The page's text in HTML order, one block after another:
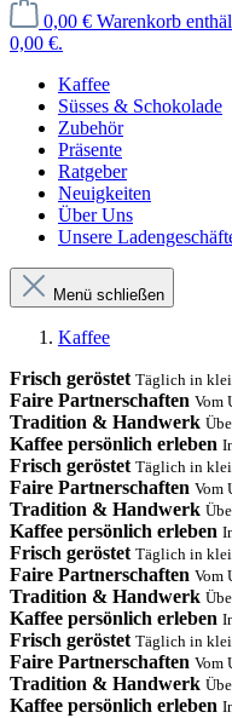
0,00 € Warenkorb
0,00 €.
Kaffee
Süsses & Schokolade
Zubehör
Präsente
Ratgeber
Neuigkeiten
Über Uns
Unsere
Menü schließen
Kaffee
Frisch geröstet Täglich in
Faire Partnerschaften Vom
Tradition & Handwerk
Kaffee persönlich erleben
Frisch geröstet Täglich in
Faire Partnerschaften Vom
Tradition & Handwerk
Kaffee persönlich erleben
Frisch geröstet Täglich in
Faire Partnerschaften Vom
Tradition & Handwerk
Kaffee persönlich erleben
Frisch geröstet Täglich in
Faire Partnerschaften Vom
Tradition & Handwerk
Kaffee persönlich erleben